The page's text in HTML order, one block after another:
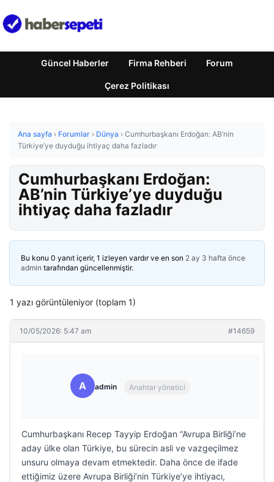
Güncel Haberler Firma Rehberi Forum
Çerez Politikası
Ana sayfa › Forumlar › Dünya › Cumhurbaşkanı Erdoğan: AB’nin
Türkiye’ye duyduğu ihtiyaç daha fazladır
Cumhurbaşkanı Erdoğan:
AB’nin Türkiye’ye duyduğu
ihtiyaç daha fazladır
Bu konu 0 yanıt içerir, 1 izleyen vardır ve en son 2 ay 3 hafta önce
admin tarafından güncellenmiştir.
1 yazı görüntüleniyor (toplam 1)
10/05/2026: 5:47 am #14659
A admin Anahtar yönetici
Cumhurbaşkanı Recep Tayyip Erdoğan “Avrupa Birliği’ne
aday ülke olan Türkiye, bu sürecin asli ve vazgeçilmez
unsuru olmaya devam etmektedir. Daha önce de ifade
ettiğimiz üzere Avrupa Birliği’nin Türkiye’ye ihtiyacı,